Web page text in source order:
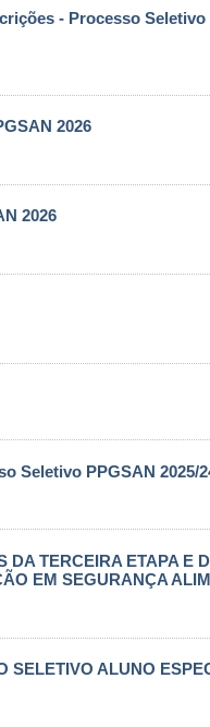
- Processo
2026
2026
Seletivo PPGSAN 2025/
DA TERCEIRA ETAPA E
EM SEGURANÇA
SELETIVO ALUNO